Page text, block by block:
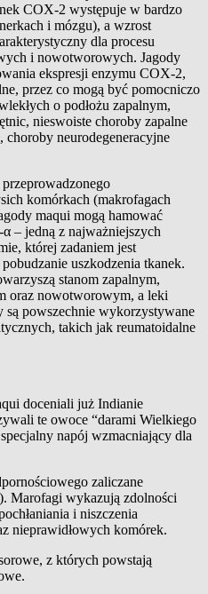
COX-2 występuje w bardzo
i mózgu), a wzrost
dla procesu
i nowotworowych. Jagody
ekspresji enzymu COX-2,
przez co mogą być pomocniczo
o podłożu zapalnym,
nieswoiste choroby zapalne
choroby neurodegeneracyjne
komórkach (makrofagach
maqui mogą hamować
– jedną z najważniejszych
której zadaniem jest
uszkodzenia tkanek.
stanom zapalnym,
oraz nowotworowym, a leki
powszechnie wykorzystywane
takich jak reumatoidalne
doceniali już Indianie
te owoce “darami Wielkiego
napój wzmacniający dla
zaliczane
Marofagi wykazują zdolności
i niszczenia
nieprawidłowych komórek.
z których powstają